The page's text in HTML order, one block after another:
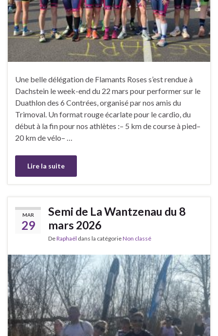
Une belle délégation de Flamants Roses s’est rendue à
Dachstein le week-end du 22 mars pour performer sur le
Duathlon des 6 Contrées, organisé par nos amis du
Trimoval. Un format rouge écarlate pour le cardio, du
début à la fin pour nos athlètes :– 5 km de course à pied–
20 km de vélo– …
Lire la suite
MAR
29
Semi de La Wantzenau du 8
mars 2026
DeRaphaël dans la catégorieNon classé